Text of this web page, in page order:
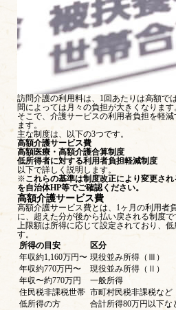
訪問介護の利用料は、1回あたりは高額で
間によっては月々の負担が大きくなります
そこで、介護サービスの利用者負担を軽
ます。
主な制度は、以下の3つです。
高額介護サービス費
高額医療・高額介護合算制度
低所得者に対する利用者負担軽減制度
以下で詳しく説明します。
※これらの基準は制度改正により変更さ
を自治体HP等でご確認ください。
高額介護サービス費
高額介護サービス費とは、1ヶ月の利用者
に、超えた分が後から払い戻される制度で
上限額は所得に応じて設定されており、
す。
所得の目安
区分
年収約1,160万円〜 現役並み所得（Ⅲ）
年収約770万円〜
現役並み所得（Ⅱ）
年収〜約770万円
一般所得
住民税非課税世帯 市町村民税非課税など
低所得の方
合計所得80万円以下な